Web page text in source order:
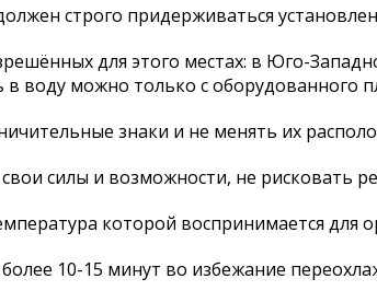
строго придерживаться
для этого местах: в Юго-
в воду можно только с оборудованного
знаки и не менять их
силы и возможности, не рисковать
которой воспринимается для
10-15 минут во избежание